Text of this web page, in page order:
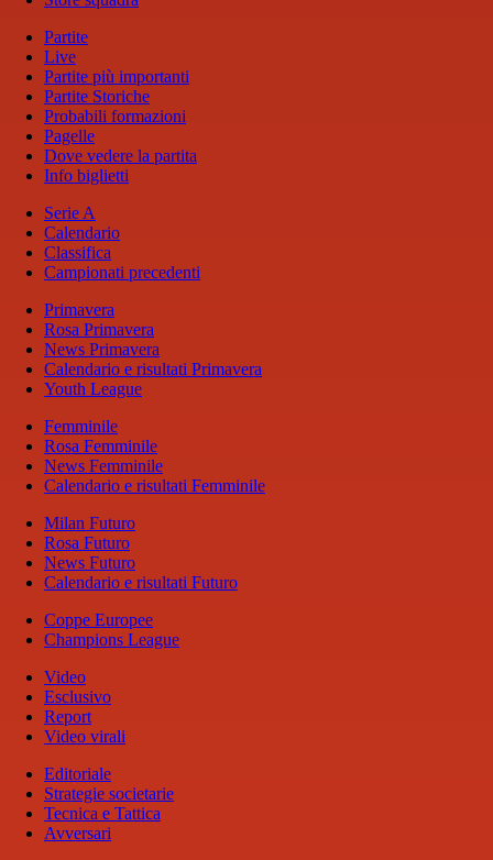
Partite
Live
Partite più importanti
Partite Storiche
Probabili formazioni
Pagelle
Dove vedere la partita
Info biglietti
Serie A
Calendario
Classifica
Campionati precedenti
Primavera
Rosa Primavera
News Primavera
Calendario e risultati Primavera
Youth League
Femminile
Rosa Femminile
News Femminile
Calendario e risultati Femminile
Milan Futuro
Rosa Futuro
News Futuro
Calendario e risultati Futuro
Coppe Europee
Champions League
Video
Esclusivo
Report
Video virali
Editoriale
Strategie societarie
Tecnica e Tattica
Avversari